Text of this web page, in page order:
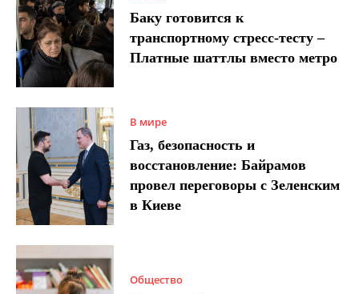
Баку готовится к
транспортному стресс-тесту –
Платные шаттлы вместо метро
В мире
Газ, безопасность и
восстановление: Байрамов
провел переговоры с Зеленским
в Киеве
Общество